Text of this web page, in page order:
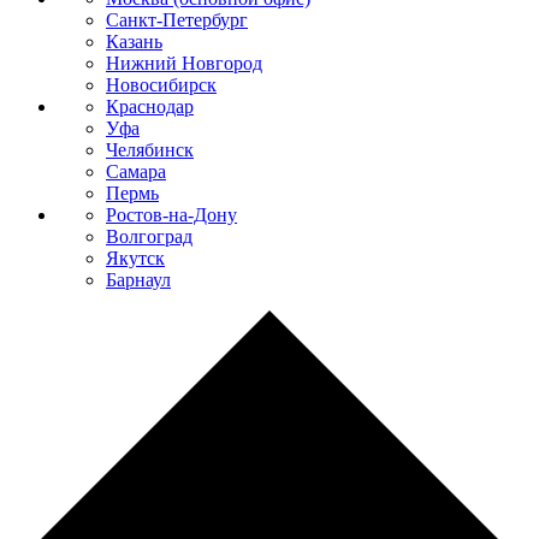
Санкт-Петербург
Казань
Нижний Новгород
Новосибирск
Краснодар
Уфа
Челябинск
Самара
Пермь
Ростов-на-Дону
Волгоград
Якутск
Барнаул